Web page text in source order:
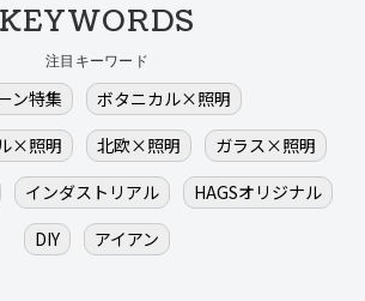
KEYWORDS
注目キーワード
ン特集
ボタニカル×照明
×照明
北欧×照明
ガラス×照明
インダストリアル
HAGSオリジナル
DIY
アイアン